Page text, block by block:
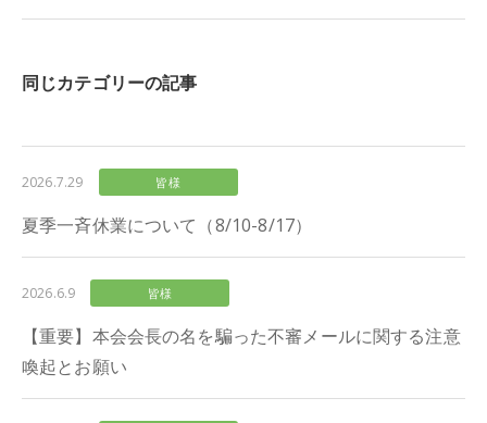
同じカテゴリーの記事
2026.7.29 皆様
夏季一斉休業について（8/10-8/17）
2026.6.9 皆様
【重要】本会会長の名を騙った不審メールに関する注意
喚起とお願い